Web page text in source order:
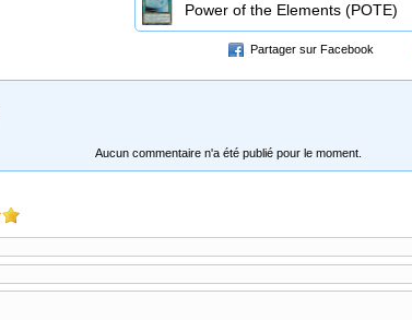
Power of the Elements (POTE)
Partager sur Facebook
Aucun commentaire n'a été publié pour le moment.